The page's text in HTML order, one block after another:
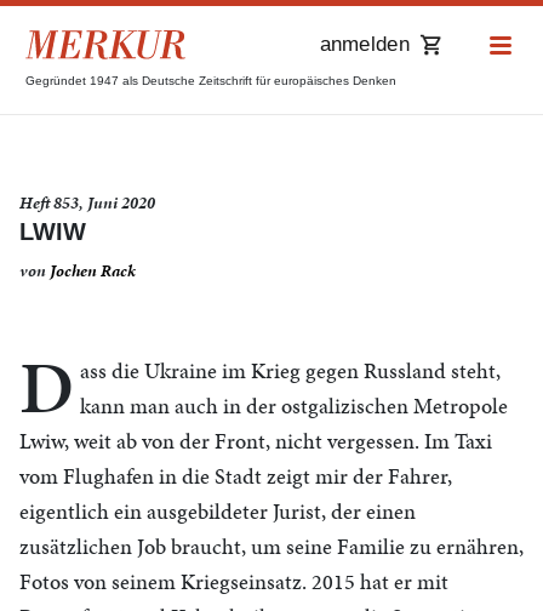
Gegründet 1947 als Deutsche Zeitschrift für europäisches Denken
anmelden
Heft 853, Juni 2020
LWIW
von Jochen Rack
D ass die Ukraine im Krieg gegen Russland steht,
kann man auch in der ostgalizischen Metropole
Lwiw, weit ab von der Front, nicht vergessen. Im Taxi
vom Flughafen in die Stadt zeigt mir der Fahrer,
eigentlich ein ausgebildeter Jurist, der einen
zusätzlichen Job braucht, um seine Familie zu ernähren,
Fotos von seinem Kriegseinsatz. 2015 hat er mit